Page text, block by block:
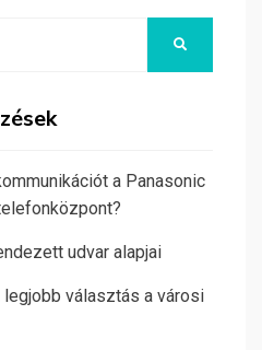
a Panasonic
udvar alapjai
legjobb választás a városi